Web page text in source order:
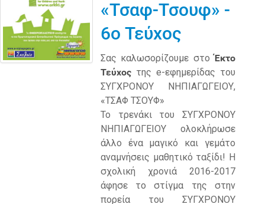
«Τσαφ-Τσουφ» -
6ο Τεύχος
Σας καλωσορίζουμε στοΈκτο
Τεύχοςτης e-εφημερίδας του
ΣΥΓΧΡΟΝΟΥ ΝΗΠΙΑΓΩΓΕΙΟΥ,
«ΤΣΑΦ ΤΣΟΥΦ»
Το τρενάκι του ΣΥΓΧΡΟΝΟΥ
ΝΗΠΙΑΓΩΓΕΙΟΥ ολοκλήρωσε
άλλο ένα μαγικό και γεμάτο
αναμνήσεις μαθητικό ταξίδι! Η
σχολική χρονιά 2016-2017
άφησε το στίγμα της στην
πορεία του ΣΥΓΧΡΟΝΟΥ